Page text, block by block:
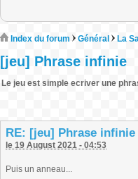
Index du forum Général La
[jeu] Phrase infinie
Le jeu est simple ecriver une
RE: [jeu] Phrase infinie
le 19 August 2021 - 04:53
Puis un anneau...